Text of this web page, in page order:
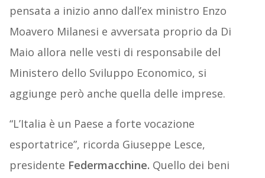
pensata a inizio anno dall’ex ministro Enzo
Moavero Milanesi e avversata proprio da Di
Maio allora nelle vesti di responsabile del
Ministero dello Sviluppo Economico, si
aggiunge però anche quella delle imprese.
“L’Italia è un Paese a forte vocazione
esportatrice”, ricorda Giuseppe Lesce,
presidente Federmacchine. Quello dei beni